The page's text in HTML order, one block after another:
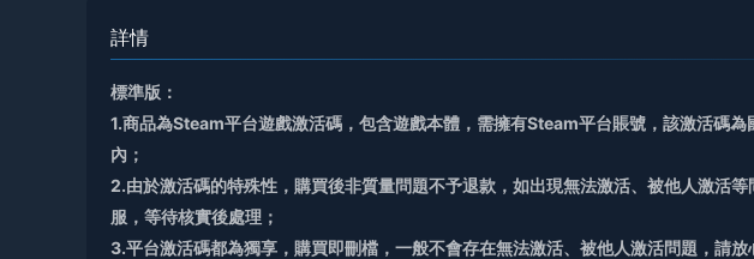
詳情
標準版：
1.商品為Steam平台遊戲激活碼，包含遊戲本體，需擁有Steam平台賬號，該激活碼為
內；
2.由於激活碼的特殊性，購買後非質量問題不予退款，如出現無法激活、被他人激活
服，等待核實後處理；
3.平台激活碼都為獨享，購買即刪檔，一般不會存在無法激活、被他人激活問題，請放